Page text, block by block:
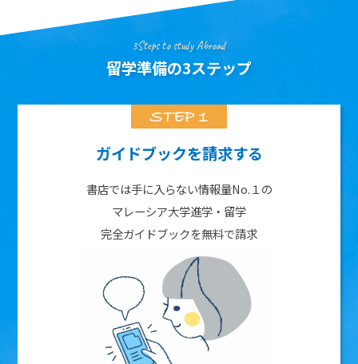
3Steps to study Abroad
留学準備の3ステップ
ガイドブックを請求する
書店では手に入らない情報量No.１の
マレーシア大学進学・留学
完全ガイドブックを無料で請求